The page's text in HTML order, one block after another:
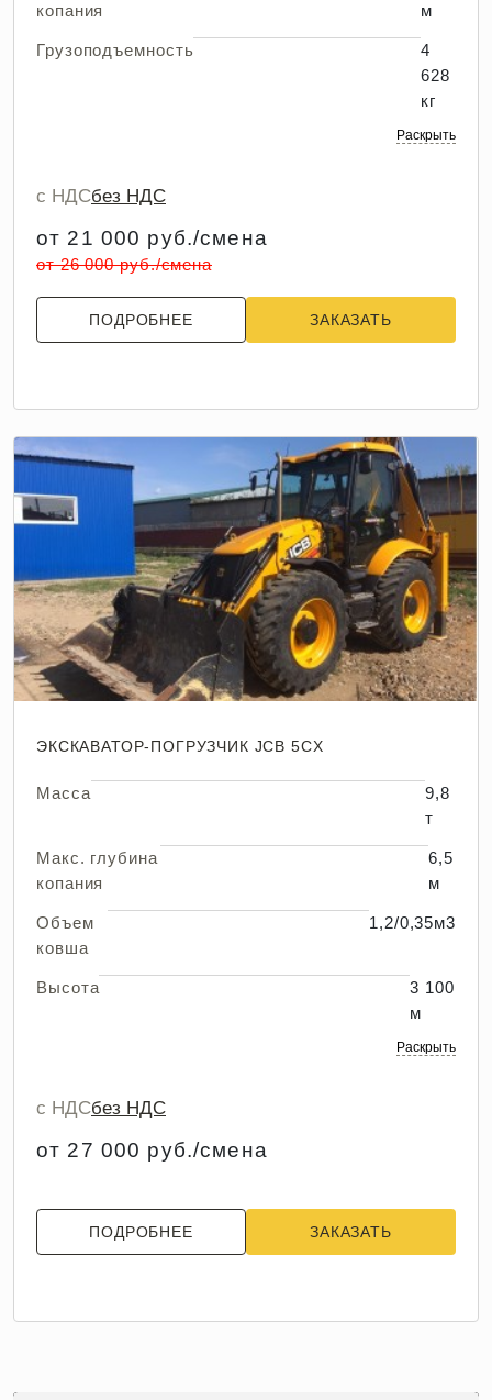
копания
м
Грузоподъемность
4
628
кг
Раскрыть
с НДСбез НДС
от 21 000 руб./смена
от 26 000 руб./смена
ПОДРОБНЕЕ ЗАКАЗАТЬ
ЭКСКАВАТОР-ПОГРУЗЧИК JCB 5CX
Масса
9,8
т
Макс. глубина
копания
6,5
м
Объем
ковша
1,2/0,35м3
Высота
3 100
м
Раскрыть
с НДСбез НДС
от 27 000 руб./смена
ПОДРОБНЕЕ ЗАКАЗАТЬ